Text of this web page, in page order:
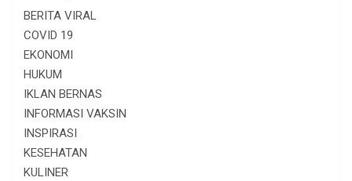
BERITA VIRAL
COVID 19
EKONOMI
HUKUM
IKLAN BERNAS
INFORMASI VAKSIN
INSPIRASI
KESEHATAN
KULINER